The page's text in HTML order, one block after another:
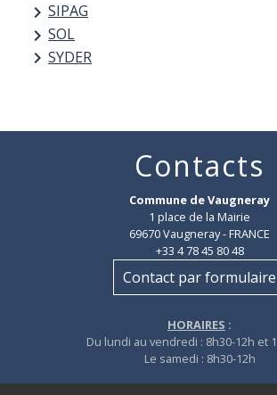
keyboard_arrow_right SIPAG
keyboard_arrow_right SOL
keyboard_arrow_right SYDER
Contacts
Commune de Vaugneray
1 place de la Mairie
69670 Vaugneray - FRANCE
+33 4 78 45 80 48
Contact par formulaire
HORAIRES :
Du lundi au vendredi : 8h30-12h et
Le samedi : 8h30-12h